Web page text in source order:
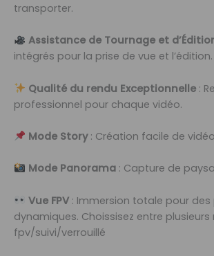
transporter.
Assistance de Tournage et
intégrés pour la prise de vue et l’édition.
Qualité du rendu Exceptionnelle:
professionnel pour chaque vidéo.
Mode Story: Création facile de
Mode Panorama: Capture de
Vue FPV: Immersion totale pour des
dynamiques. Choissisez entre plusieurs
fpv/suivi/verrouillé